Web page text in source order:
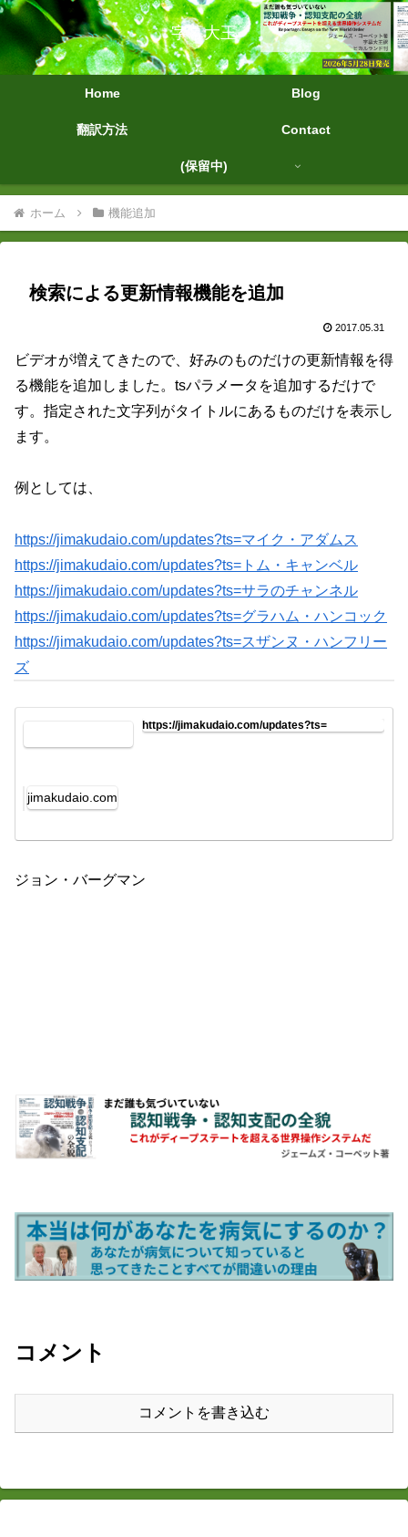
字幕大王
Home Blog
翻訳方法 Contact
(保留中)
ホーム 機能追加
検索による更新情報機能を追加
2017.05.31
ビデオが増えてきたので、好みのものだけの更新情報を得
る機能を追加しました。tsパラメータを追加するだけで
す。指定された文字列がタイトルにあるものだけを表示し
ます。
例としては、
https://jimakudaio.com/updates?ts=マイク・アダムス
https://jimakudaio.com/updates?ts=トム・キャンベル
https://jimakudaio.com/updates?ts=サラのチャンネル
https://jimakudaio.com/updates?ts=グラハム・ハンコック
https://jimakudaio.com/updates?ts=スザンヌ・ハンフリー
ズ
https://jimakudaio.com/updates?ts=
jimakudaio.com
ジョン・バーグマン
コメント
コメントを書き込む